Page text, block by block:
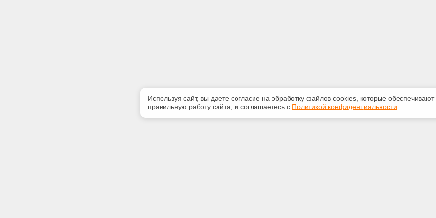
Используя сайт, вы даете согласие на обработку файлов сооkiеs, которые обеспечивают
правильную работу сайта, и соглашаетесь с Политикой конфиденциальности